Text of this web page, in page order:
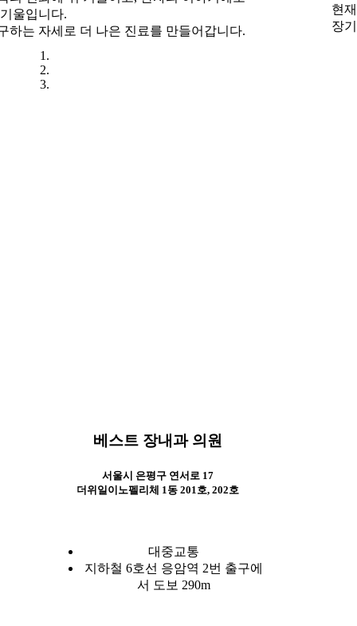
현재의 증상뿐 아니라 이후의 건강까지 고려하여
장기적인 관리 계획을 세웁니다.
베스트 장내과 의원
서울시 은평구 연서로 17
대중교통
지하철 6호선 응암역 2번 출구에